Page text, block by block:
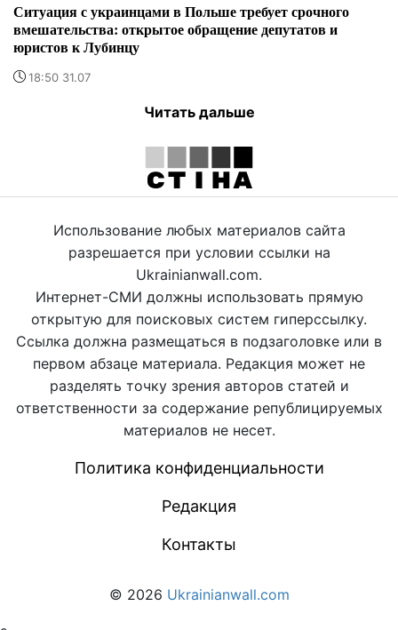
Ситуация с украинцами в Польше требует срочного
вмешательства: открытое обращение депутатов и
юристов к Лубинцу
18:50 31.07
Читать дальше
Использование любых материалов сайта
разрешается при условии ссылки на
Ukrainianwall.com.
Интернет-СМИ должны использовать прямую
открытую для поисковых систем гиперссылку.
Ссылка должна размещаться в подзаголовке или в
первом абзаце материала. Редакция может не
разделять точку зрения авторов статей и
ответственности за содержание републицируемых
материалов не несет.
Политика конфиденциальности
Редакция
Контакты
© 2026 Ukrainianwall.com